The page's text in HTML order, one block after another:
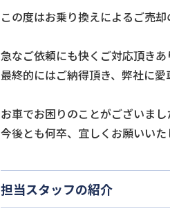
この度はお乗り換えによるご売却
急なご依頼にも快くご対応頂きあ
最終的にはご納得頂き、弊社に愛
お車でお困りのことがございま
今後とも何卒、宜しくお願いいた
担当スタッフの紹介